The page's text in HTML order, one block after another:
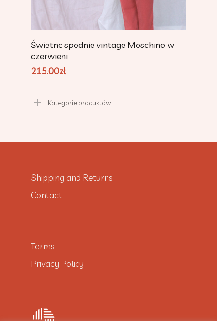
Add To Cart
Świetne spodnie vintage Moschino w
czerwieni
215.00zł
Kategorie produktów
Shipping and Returns
Contact
Terms
Privacy Policy